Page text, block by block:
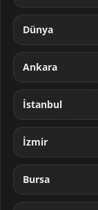
Dünya
Ankara
İstanbul
İzmir
Bursa